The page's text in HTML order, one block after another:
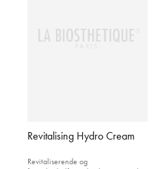
Revitalising Hydro Cream
Revitaliserende og